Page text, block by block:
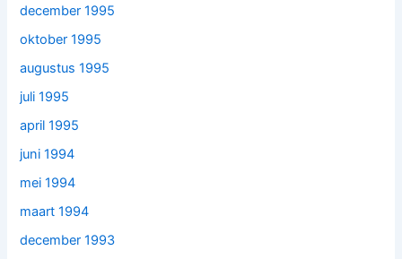
december 1995
oktober 1995
augustus 1995
juli 1995
april 1995
juni 1994
mei 1994
maart 1994
december 1993